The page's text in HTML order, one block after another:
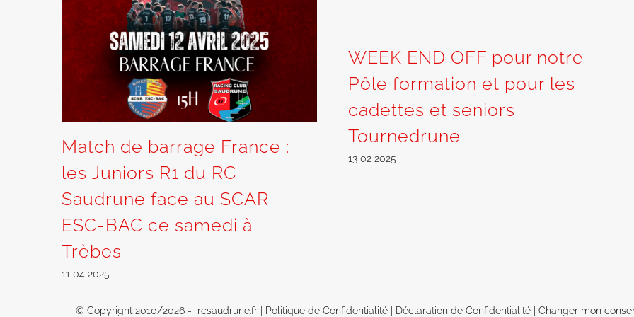
Match de barrage France :
les Juniors R1 du RC
Saudrune face au SCAR
ESC-BAC ce samedi à
Trèbes
11 04 2025
WEEK END OFF pour notre
Pôle formation et pour les
cadettes et seniors
Tournedrune
13 02 2025
© Copyright 2010/2026 - rcsaudrune.fr | Politique de Confidentialité | Déclaration de Confidentialité |Changer mon